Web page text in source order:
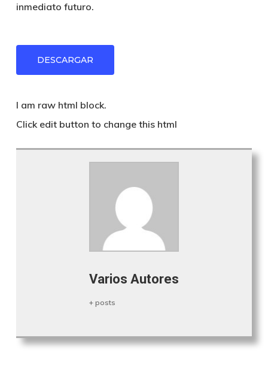
inmediato futuro.
DESCARGAR
I am raw html block.
Click edit button to change this html
Varios Autores
+ posts